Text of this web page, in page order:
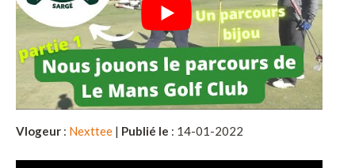
Vlogeur : Nexttee | Publié le : 14-01-2022